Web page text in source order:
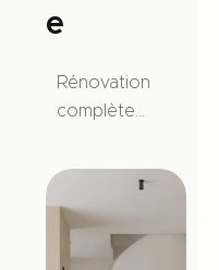
e
Rénovation
complète
maison de
quartier